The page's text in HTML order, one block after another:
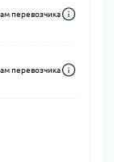
перевозчика
перевозчика